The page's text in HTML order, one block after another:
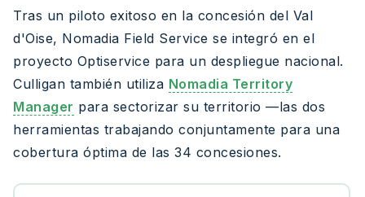
Tras un piloto exitoso en la concesión del Val
d'Oise, Nomadia Field Service se integró en el
proyecto Optiservice para un despliegue nacional.
Culligan también utiliza Nomadia Territory
Manager para sectorizar su territorio —las dos
herramientas trabajando conjuntamente para una
cobertura óptima de las 34 concesiones.